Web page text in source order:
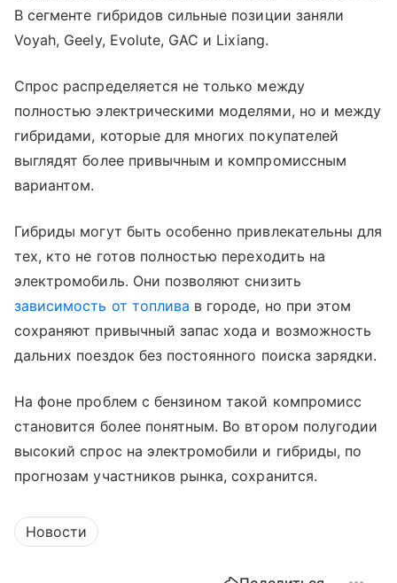
В сегменте гибридов сильные позиции заняли
Voyah, Geely, Evolute, GAC и Lixiang.
Спрос распределяется не только между
полностью электрическими моделями, но и между
гибридами, которые для многих покупателей
выглядят более привычным и компромиссным
вариантом.
Гибриды могут быть особенно привлекательны для
тех, кто не готов полностью переходить на
электромобиль. Они позволяют снизить
зависимость от топлива в городе, но при этом
сохраняют привычный запас хода и возможность
дальних поездок без постоянного поиска зарядки.
На фоне проблем с бензином такой компромисс
становится более понятным. Во втором полугодии
высокий спрос на электромобили и гибриды, по
прогнозам участников рынка, сохранится.
Новости